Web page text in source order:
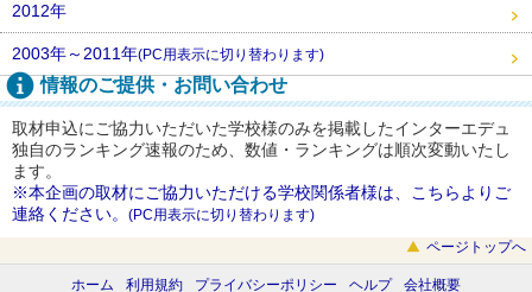
2012年
2003年～2011年(PC用表示に切り替わります)
情報のご提供・お問い合わせ
取材申込にご協力いただいた学校様のみを掲載したインターエデュ
独自のランキング速報のため、数値・ランキングは順次変動いたし
ます。
※本企画の取材にご協力いただける学校関係者様は、こちらよりご
連絡ください。 (PC用表示に切り替わります)
ページトップへ
ホーム 利用規約 プライバシーポリシー ヘルプ 会社概要